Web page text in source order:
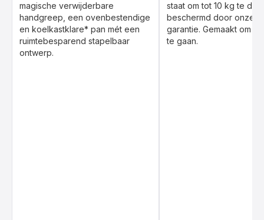
magische verwijderbare
handgreep, een ovenbestendige
en koelkastklare* pan mét een
ruimtebesparend stapelbaar
ontwerp.
staat om tot 10 kg te
beschermd door onze
garantie. Gemaakt om
te gaan.